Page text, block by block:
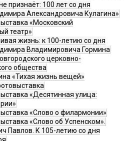
признаёт: 100 лет со дня
Александровича Кулагина»
«Московский
театр»
жизнь: к 100-летию со дня
Владимировича Гормина
церковно-
общества
«Тихая жизнь вещей»
«Десятинная улица:
«Слово о филармонии»
«Слово об Успенском».
Павлов. К 105-летию со дня